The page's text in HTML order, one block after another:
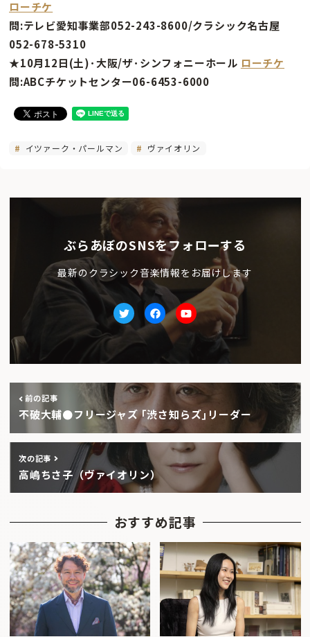
ローチケ
問:テレビ愛知事業部052-243-8600/クラシック名古屋
052-678-5310
★10月12日(土)･大阪/ザ･シンフォニーホール ローチケ
問:ABCチケットセンター06-6453-6000
イツァーク・パールマン ヴァイオリン
ぶらあぼのSNSをフォローする
最新のクラシック音楽情報をお届けします
TwitterfacebookYoutube
前の記事
不破大輔●フリージャズ ｢渋さ知らズ｣リーダー
次の記事
高嶋ちさ子（ヴァイオリン）
おすすめ記事